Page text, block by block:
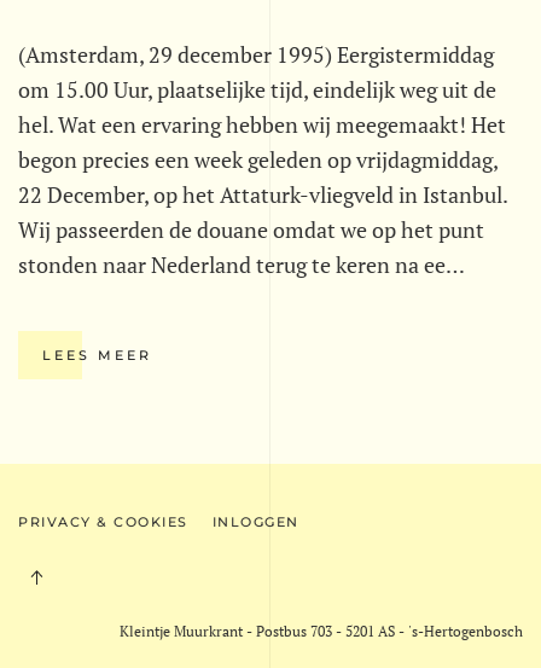
(Amsterdam, 29 december 1995) Eergistermiddag
om 15.00 Uur, plaatselijke tijd, eindelijk weg uit de
hel. Wat een ervaring hebben wij meegemaakt! Het
begon precies een week geleden op vrijdagmiddag,
22 December, op het Attaturk-vliegveld in Istanbul.
Wij passeerden de douane omdat we op het punt
stonden naar Nederland terug te keren na ee…
LEES MEER
PRIVACY & COOKIES INLOGGEN
Kleintje Muurkrant - Postbus 703 - 5201 AS - 's-Hertogenbosch